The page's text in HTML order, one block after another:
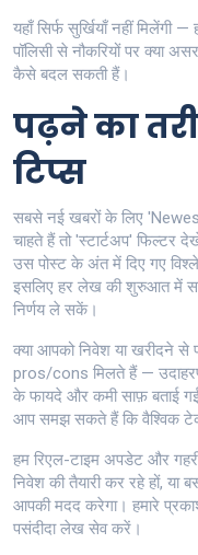
यहाँ सिर्फ सुर्खियाँ नहीं
पॉलिसी से नौकरियों पर क्या
कैसे बदल सकती हैं।
पढ़ने का
टिप्स
सबसे नई खबरों के लिए
चाहते हैं तो 'स्टार्टअप' फिल्टर
उस पोस्ट के अंत में दिए गए
इसलिए हर लेख की शुरुआत में
निर्णय ले सकें।
क्या आपको निवेश या खरीदने से
pros/cons मिलते हैं —
के फायदे और कमी साफ़ बताई
आप समझ सकते हैं कि वैश्विक टेक
हम रिएल-टाइम अपडेट और गहरी
निवेश की तैयारी कर रहे हों,
आपकी मदद करेगा। हमारे
पसंदीदा लेख सेव करें।